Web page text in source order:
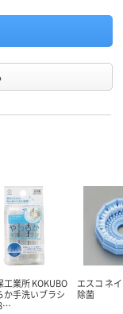
工業所 KOKUBO
か手洗いブラシ
エスコ ネ
除菌